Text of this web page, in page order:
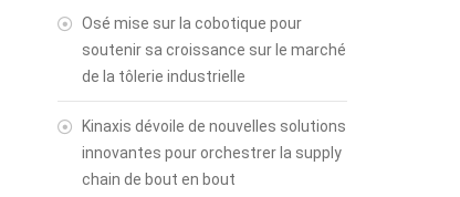
Osé mise sur la cobotique pour
soutenir sa croissance sur le marché
de la tôlerie industrielle
Kinaxis dévoile de nouvelles solutions
innovantes pour orchestrer la supply
chain de bout en bout